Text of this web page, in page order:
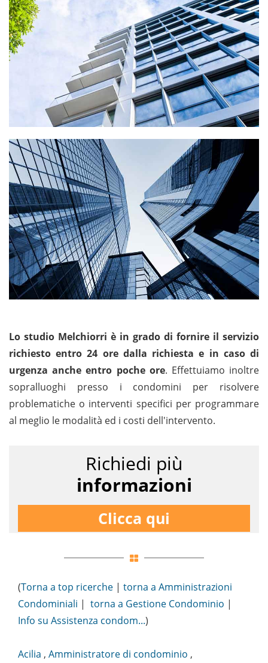
Lo studio Melchiorri è in grado di fornire il servizio
richiesto entro 24 ore dalla richiesta e in caso di
urgenza anche entro poche ore. Effettuiamo inoltre
sopralluoghi presso i condomini per risolvere
problematiche o interventi specifici per programmare
al meglio le modalità ed i costi dell'intervento.
Richiedi più
informazioni
Clicca qui
(Torna a top ricerche | torna a Amministrazioni
Condominiali | torna a Gestione Condominio |
Info su Assistenza condom...)
Acilia , Amministratore di condominio ,